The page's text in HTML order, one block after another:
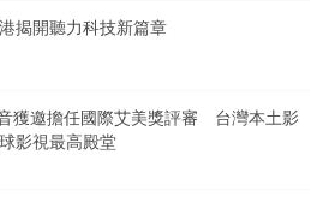
揭開聽力科技新篇章
獲邀擔任國際艾美獎評審 台灣本土影
影視最高殿堂